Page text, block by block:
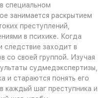
специальном
занимается раскрытием
преступлений,
в психике. Когда
заходит в
со своей группой. Изучая
судмедэкспертизы,
и стараются понять его
каждый шаг преступника и